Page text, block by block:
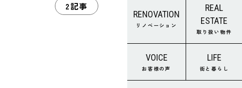
2記事
RENOVATION
リノベーション
REAL
ESTATE
取り扱い物件
VOICE
お客様の声
LIFE
街と暮らし